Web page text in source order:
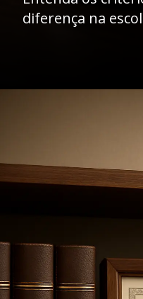
diferença na